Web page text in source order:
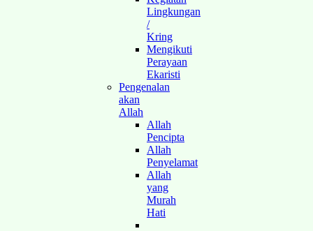
Lingkungan
/
Kring
Mengikuti
Perayaan
Ekaristi
Pengenalan
akan
Allah
Allah
Pencipta
Allah
Penyelamat
Allah
yang
Murah
Hati